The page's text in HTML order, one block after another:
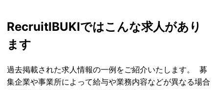
RecruitIBUKIではこんな求人があり
ます
過去掲載された求人情報の一例をご紹介いたします。 募
集企業や事業所によって給与や業務内容などが異なる場合